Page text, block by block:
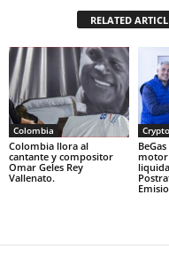
RELATED
Colombia
Colombia llora al
cantante y compositor
Omar Geles Rey
Vallenato.
Crypto
motor